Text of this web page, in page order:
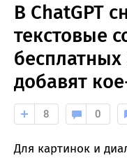
В ChatGPT
текстовые
бесплатных
добавят
8 0
Для картинок и